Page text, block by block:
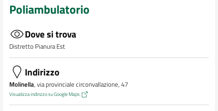
Poliambulatorio
Dove si trova
Distretto Pianura Est
Indirizzo
Molinella, via provinciale circonvallazione, 47
Visualizza indirizzo su Google Maps